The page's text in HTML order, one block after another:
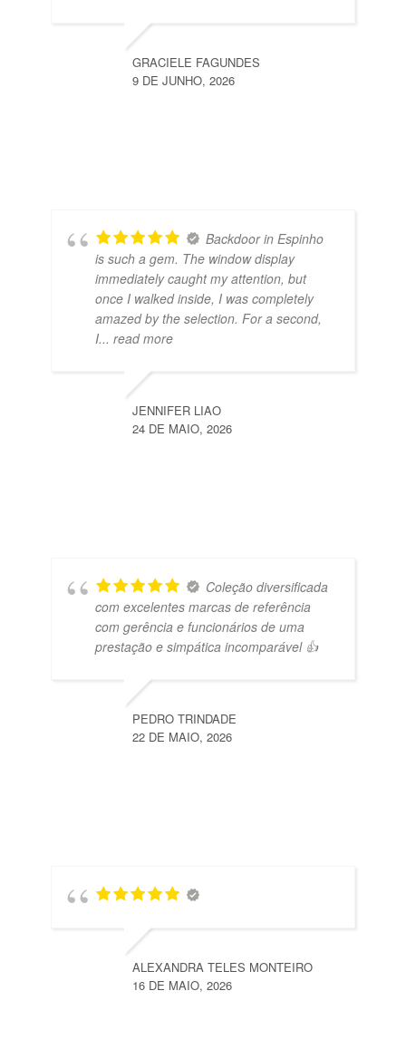
GRACIELE FAGUNDES
9 DE JUNHO, 2026
Backdoor in Espinho
is such a gem. The window display
immediately caught my attention, but
once I walked inside, I was completely
amazed by the selection. For a second,
I... read more
JENNIFER LIAO
24 DE MAIO, 2026
Coleção diversificada
com excelentes marcas de referência
com gerência e funcionários de uma
prestação e simpática incomparável 👍
PEDRO TRINDADE
22 DE MAIO, 2026
ALEXANDRA TELES MONTEIRO
16 DE MAIO, 2026